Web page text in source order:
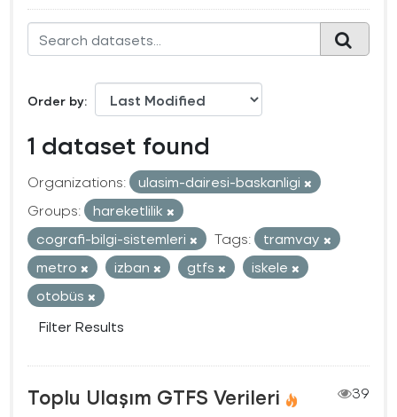
Order by
1 dataset found
Organizations:
ulasim-dairesi-baskanligi
Groups:
hareketlilik
cografi-bilgi-sistemleri
Tags:
tramvay
metro
izban gtfs
iskele
otobüs
Filter Results
Toplu Ulaşım GTFS Verileri
39